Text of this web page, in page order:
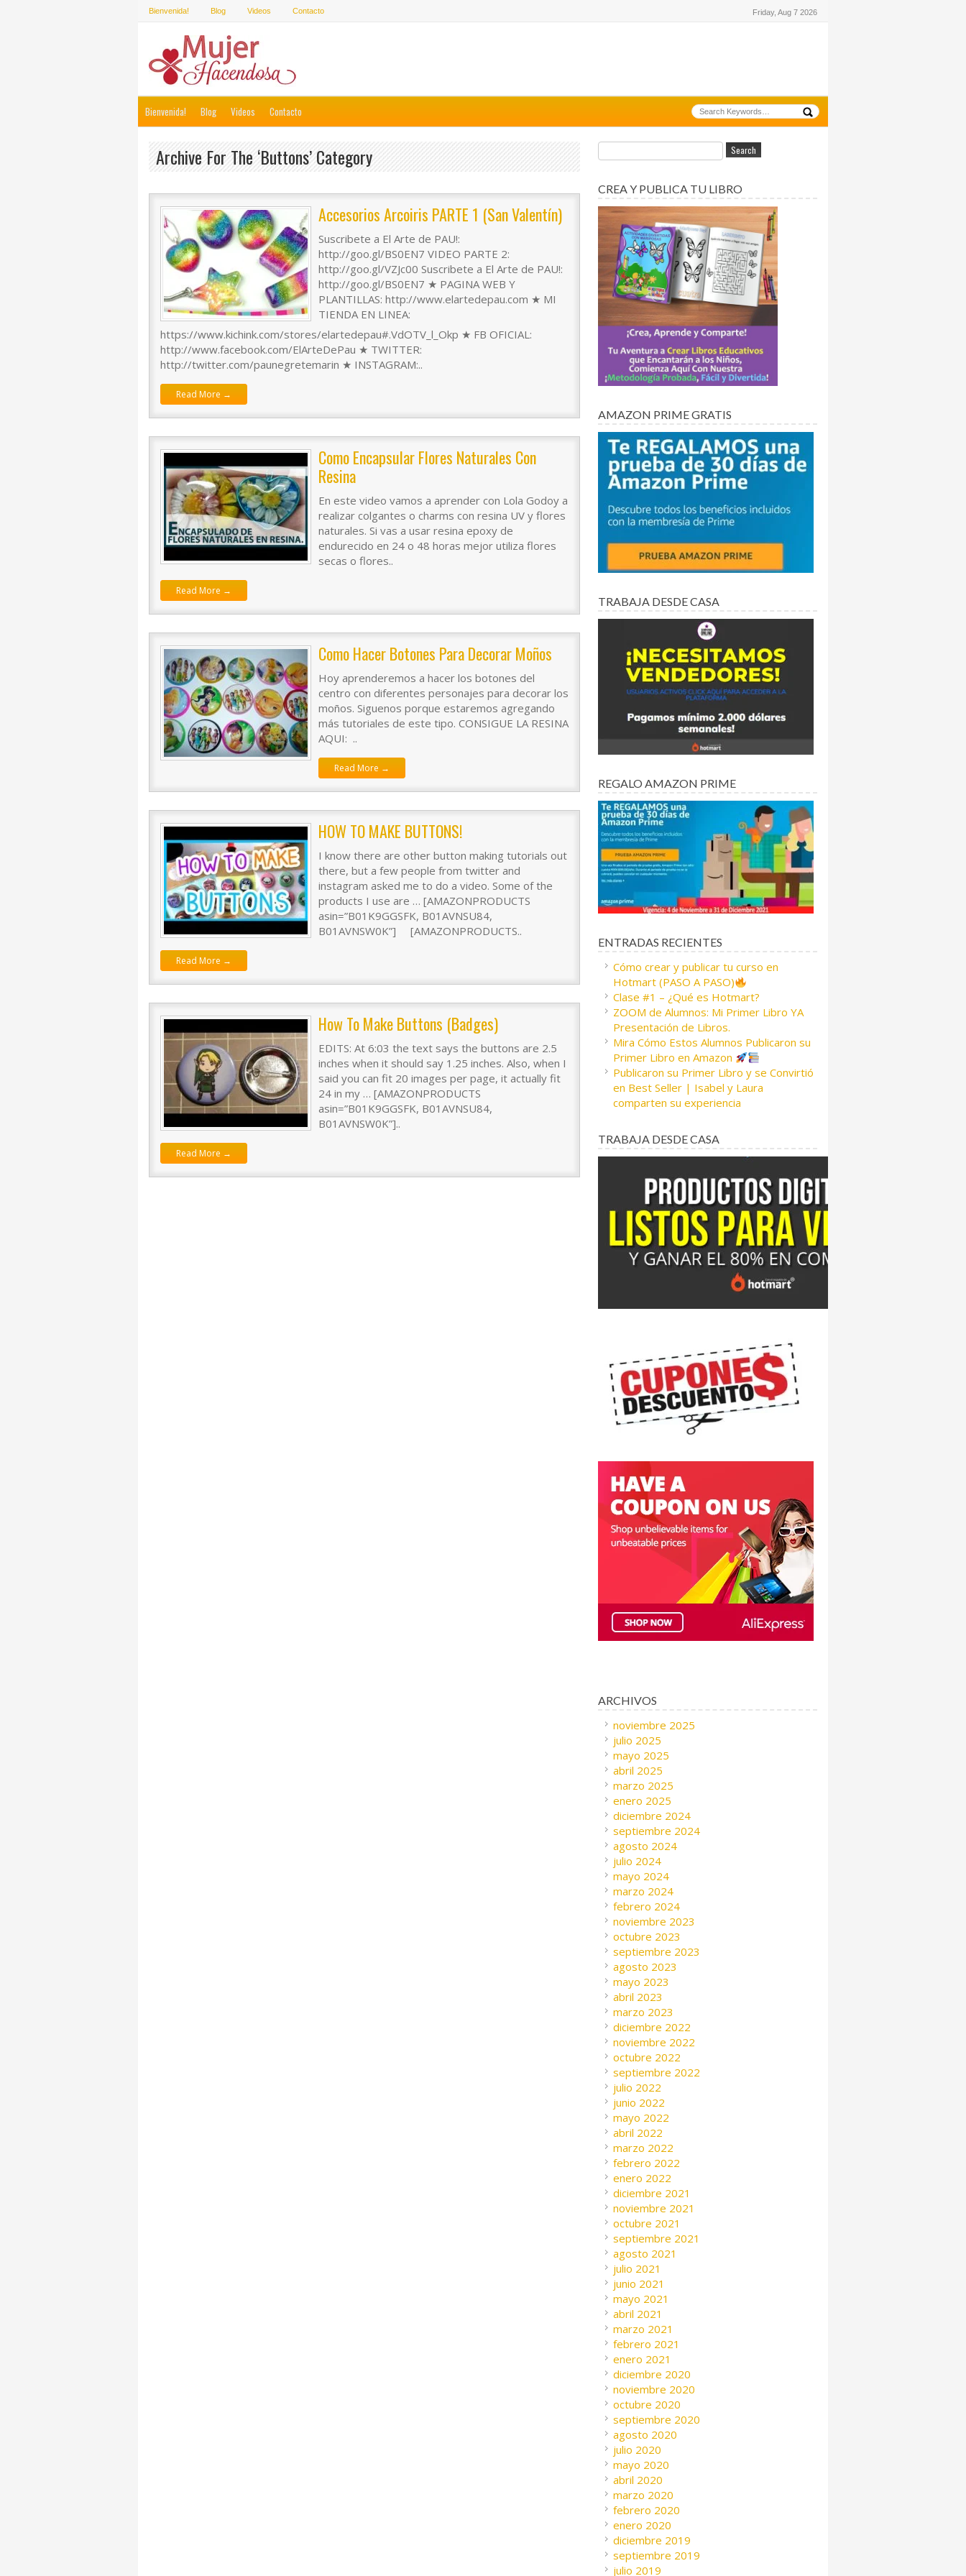
Bienvenida! Blog Videos Contacto Friday, Aug 7 2026
Bienvenida! Blog Videos Contacto
Archive For The ‘Buttons’ Category
Accesorios Arcoiris PARTE 1 (San Valentín)
Suscribete a El Arte de PAU!:
http://goo.gl/BS0EN7 VIDEO PARTE 2:
http://goo.gl/VZJc00 Suscribete a El Arte de PAU!:
http://goo.gl/BS0EN7 ★ PAGINA WEB Y
PLANTILLAS: http://www.elartedepau.com ★ MI
TIENDA EN LINEA:
https://www.kichink.com/stores/elartedepau#.VdOTV_l_Okp ★ FB OFICIAL:
http://www.facebook.com/ElArteDePau ★ TWITTER:
http://twitter.com/paunegretemarin ★ INSTAGRAM:..
Read More →
Como Encapsular Flores Naturales Con
Resina
En este video vamos a aprender con Lola Godoy a
realizar colgantes o charms con resina UV y flores
naturales. Si vas a usar resina epoxy de
endurecido en 24 o 48 horas mejor utiliza flores
secas o flores..
Read More →
Como Hacer Botones Para Decorar Moños
Hoy aprenderemos a hacer los botones del
centro con diferentes personajes para decorar los
moños. Siguenos porque estaremos agregando
más tutoriales de este tipo. CONSIGUE LA RESINA
AQUI: ..
Read More →
HOW TO MAKE BUTTONS!
I know there are other button making tutorials out
there, but a few people from twitter and
instagram asked me to do a video. Some of the
products I use are … [AMAZONPRODUCTS
asin=”B01K9GGSFK, B01AVNSU84,
B01AVNSW0K”] [AMAZONPRODUCTS..
Read More →
How To Make Buttons (Badges)
EDITS: At 6:03 the text says the buttons are 2.5
inches when it should say 1.25 inches. Also, when I
said you can fit 20 images per page, it actually fit
24 in my … [AMAZONPRODUCTS
asin=”B01K9GGSFK, B01AVNSU84,
B01AVNSW0K”]..
Read More →
CREA Y PUBLICA TU LIBRO
AMAZON PRIME GRATIS
TRABAJA DESDE CASA
REGALO AMAZON PRIME
ENTRADAS RECIENTES
Cómo crear y publicar tu curso en
Hotmart (PASO A PASO)
Clase #1 – ¿Qué es Hotmart?
ZOOM de Alumnos: Mi Primer Libro YA
Presentación de Libros.
Mira Cómo Estos Alumnos Publicaron su
Primer Libro en Amazon
Publicaron su Primer Libro y se Convirtió
en Best Seller | Isabel y Laura
comparten su experiencia
TRABAJA DESDE CASA
ARCHIVOS
noviembre 2025
julio 2025
mayo 2025
abril 2025
marzo 2025
enero 2025
diciembre 2024
septiembre 2024
agosto 2024
julio 2024
mayo 2024
marzo 2024
febrero 2024
noviembre 2023
octubre 2023
septiembre 2023
agosto 2023
mayo 2023
abril 2023
marzo 2023
diciembre 2022
noviembre 2022
octubre 2022
septiembre 2022
julio 2022
junio 2022
mayo 2022
abril 2022
marzo 2022
febrero 2022
enero 2022
diciembre 2021
noviembre 2021
octubre 2021
septiembre 2021
agosto 2021
julio 2021
junio 2021
mayo 2021
abril 2021
marzo 2021
febrero 2021
enero 2021
diciembre 2020
noviembre 2020
octubre 2020
septiembre 2020
agosto 2020
julio 2020
mayo 2020
abril 2020
marzo 2020
febrero 2020
enero 2020
diciembre 2019
septiembre 2019
julio 2019